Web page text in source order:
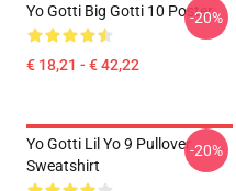
Yo Gotti Big Gotti 10 Poster
€ 18,21 - € 42,22
-20%
Yo Gotti Lil Yo 9 Pullover
Sweatshirt
-20%